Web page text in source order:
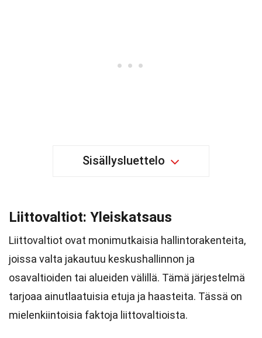
Sisällysluettelo
Liittovaltiot: Yleiskatsaus
Liittovaltiot ovat monimutkaisia hallintorakenteita,
joissa valta jakautuu keskushallinnon ja
osavaltioiden tai alueiden välillä. Tämä järjestelmä
tarjoaa ainutlaatuisia etuja ja haasteita. Tässä on
mielenkiintoisia faktoja liittovaltioista.